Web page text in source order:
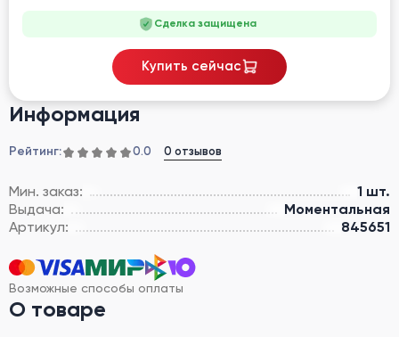
Информация
Рейтинг: 0.0 0 отзывов
Мин. заказ:
1 шт.
Выдача:
Моментальная
Артикул:
845651
Возможные способы оплаты
О товаре
Сделка защищена
Купить сейчас